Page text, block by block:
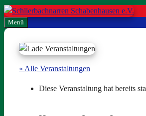
Zum
Inhalt
springen
Menü
« Alle Veranstaltungen
Diese Veranstaltung hat bereits